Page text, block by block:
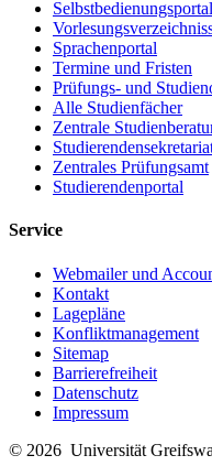
Selbstbedienungsportal
Sprachenportal
Termine und Fristen
Prüfungs- und
Alle Studienfächer
Zentrale
Zentrales Prüfungsamt
Studierendenportal
Service
Webmailer und
Kontakt
Lagepläne
Konfliktmanagement
Sitemap
Barrierefreiheit
Datenschutz
Impressum
© 2026 Universität